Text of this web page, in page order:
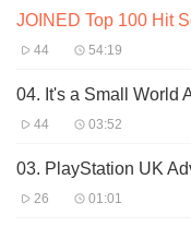
JOINED Top 100 Hit
44 54:19
04. It's a Small World
44 03:52
26 01:01